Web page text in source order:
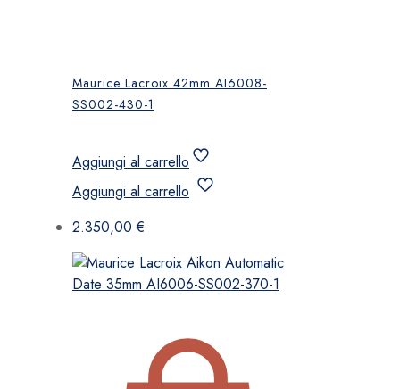
Maurice Lacroix 42mm AI6008-
SS002-430-1
Aggiungi al carrello
Aggiungi al carrello
2.350,00€